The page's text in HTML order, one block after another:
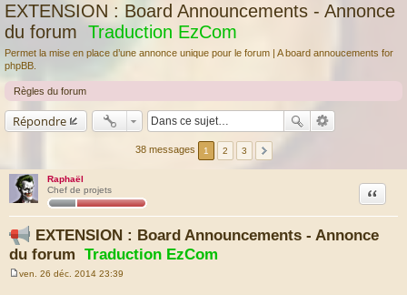
EXTENSION : Board Announcements - Annonce
du forum Traduction EzCom
Permet la mise en place d’une annonce unique pour le forum | A board annoucements for
phpBB.
Règles du forum
Répondre
38 messages 1 2 3
Raphaël
Chef de projets
EXTENSION : Board Announcements - Annonce
du forum Traduction EzCom
Citation
ven. 26 déc. 2014 23:39